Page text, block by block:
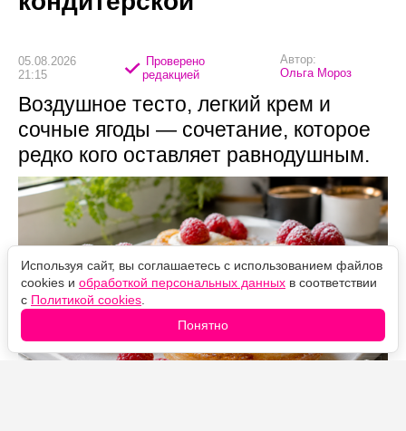
05.08.2026
21:15
Проверено
редакцией
Автор:
Ольга Мороз
Воздушное тесто, легкий крем и
сочные ягоды — сочетание, которое
редко кого оставляет равнодушным.
Используя сайт, вы соглашаетесь с использованием файлов
cookies и обработкой персональных данных в соответствии
с Политикой cookies
Понятно